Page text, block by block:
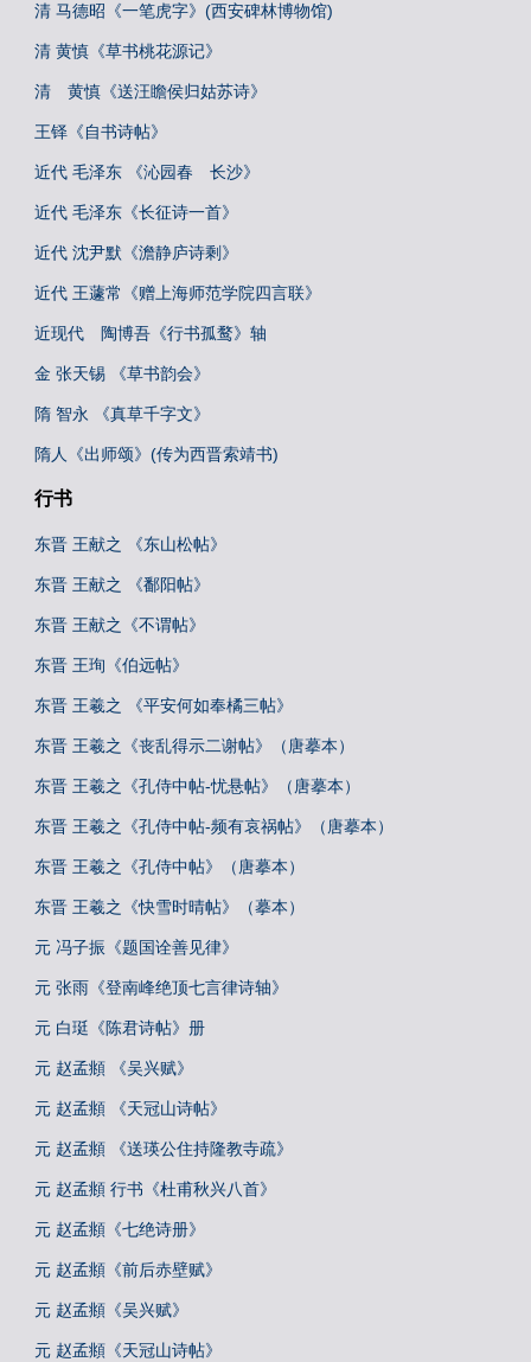
清 马德昭《一笔虎字》(西安碑林博物馆)
清 黄慎《草书桃花源记》
清 黄慎《送汪瞻侯归姑苏诗》
王铎《自书诗帖》
近代 毛泽东 《沁园春 长沙》
近代 毛泽东《长征诗一首》
近代 沈尹默《澹静庐诗剩》
近代 王蘧常《赠上海师范学院四言联》
近现代 陶博吾《行书孤鹜》轴
金 张天锡 《草书韵会》
隋 智永 《真草千字文》
隋人《出师颂》(传为西晋索靖书)
行书
东晋 王献之 《东山松帖》
东晋 王献之 《鄱阳帖》
东晋 王献之《不谓帖》
东晋 王珣《伯远帖》
东晋 王羲之 《平安何如奉橘三帖》
东晋 王羲之《丧乱得示二谢帖》（唐摹本）
东晋 王羲之《孔侍中帖-忧悬帖》（唐摹本）
东晋 王羲之《孔侍中帖-频有哀祸帖》（唐摹本）
东晋 王羲之《孔侍中帖》（唐摹本）
东晋 王羲之《快雪时晴帖》（摹本）
元 冯子振《题国诠善见律》
元 张雨《登南峰绝顶七言律诗轴》
元 白珽《陈君诗帖》册
元 赵孟頫 《吴兴赋》
元 赵孟頫 《天冠山诗帖》
元 赵孟頫 《送瑛公住持隆教寺疏》
元 赵孟頫 行书《杜甫秋兴八首》
元 赵孟頫《七绝诗册》
元 赵孟頫《前后赤壁赋》
元 赵孟頫《吴兴赋》
元 赵孟頫《天冠山诗帖》